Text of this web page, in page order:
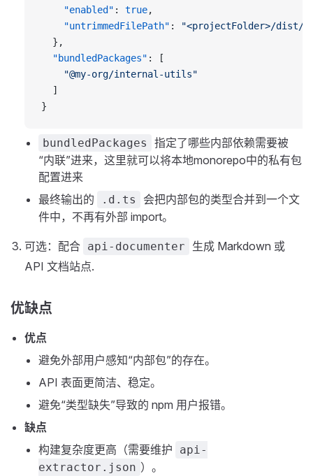
    "enabled"
: true,
    "untrimmedFilePath"
:
"<projectFolder>/dist/
  },
  "bundledPackages"
: [
    "@my-org/internal-utils"
  ]
}
bundledPackages
指定了哪些内部依赖需要被
“内联”进来，这里就可以将本地monorepo中的私有包
配置进来
最终输出的
.d.ts
会把内部包的类型合并到一个文
件中，不再有外部 import。
可选：配合 api-documenter
生成 Markdown 或
API 文档站点.
优缺点
优点
避免外部用户感知“内部包”的存在。
API 表面更简洁、稳定。
避免“类型缺失”导致的 npm 用户报错。
缺点
构建复杂度更高（需要维护
api-
extractor.json ）。